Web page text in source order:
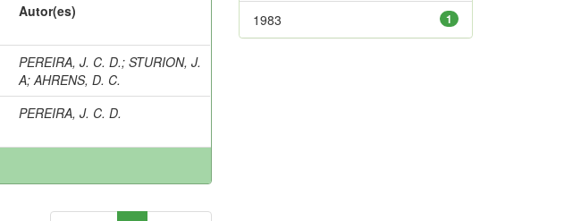
Autor(es)
PEREIRA, J. C. D.;STURION, J.
A;AHRENS, D. C.
PEREIRA, J. C. D.
1
1983